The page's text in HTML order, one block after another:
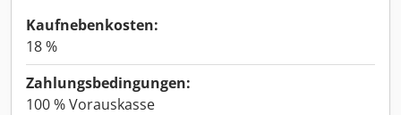
Kaufnebenkosten:
18 %
Zahlungsbedingungen:
100 % Vorauskasse